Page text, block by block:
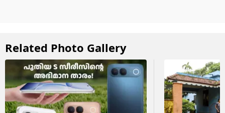
Related Photo Gallery